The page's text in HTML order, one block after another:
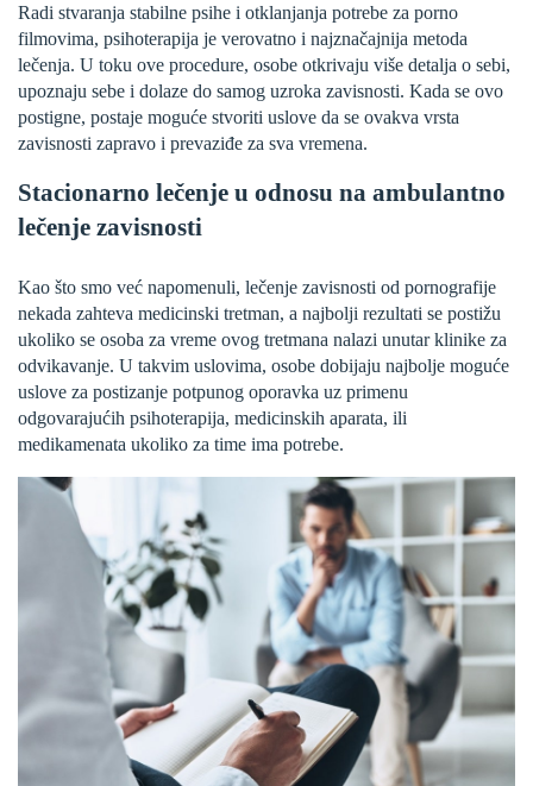
Radi stvaranja stabilne psihe i otklanjanja potrebe za porno
filmovima, psihoterapija je verovatno i najznačajnija metoda
lečenja. U toku ove procedure, osobe otkrivaju više detalja o sebi,
upoznaju sebe i dolaze do samog uzroka zavisnosti. Kada se ovo
postigne, postaje moguće stvoriti uslove da se ovakva vrsta
zavisnosti zapravo i prevaziđe za sva vremena.
Stacionarno lečenje u odnosu na ambulantno
lečenje zavisnosti
Kao što smo već napomenuli, lečenje zavisnosti od pornografije
nekada zahteva medicinski tretman, a najbolji rezultati se postižu
ukoliko se osoba za vreme ovog tretmana nalazi unutar klinike za
odvikavanje. U takvim uslovima, osobe dobijaju najbolje moguće
uslove za postizanje potpunog oporavka uz primenu
odgovarajućih psihoterapija, medicinskih aparata, ili
medikamenata ukoliko za time ima potrebe.